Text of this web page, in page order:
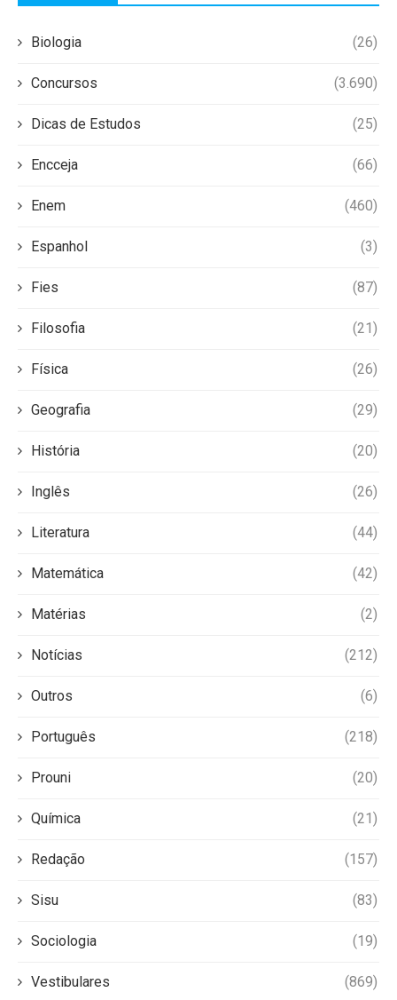
Biologia (26)
Concursos (3.690)
Dicas de Estudos (25)
Encceja (66)
Enem (460)
Espanhol (3)
Fies (87)
Filosofia (21)
Física (26)
Geografia (29)
História (20)
Inglês (26)
Literatura (44)
Matemática (42)
Matérias (2)
Notícias (212)
Outros (6)
Português (218)
Prouni (20)
Química (21)
Redação (157)
Sisu (83)
Sociologia (19)
Vestibulares (869)